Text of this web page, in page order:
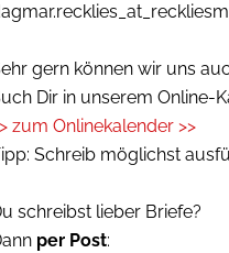
gern können wir uns
Dir in unserem Online-
zum Onlinekalender >>
Schreib möglichst
schreibst lieber Briefe?
per Post: